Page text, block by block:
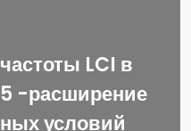
LCI в
-расширение
условий